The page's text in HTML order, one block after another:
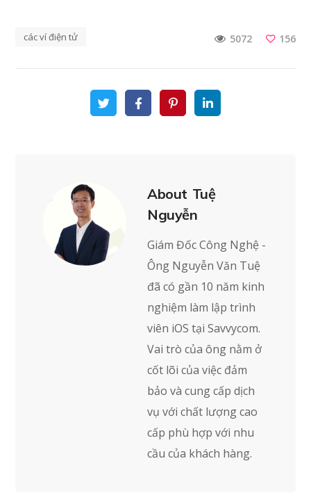
các ví điện tử 5072 156
About Tuệ
Nguyễn
Giám Đốc Công Nghệ -
Ông Nguyễn Văn Tuệ
đã có gần 10 năm kinh
nghiệm làm lập trình
viên iOS tại Savvycom.
Vai trò của ông nằm ở
cốt lõi của việc đảm
bảo và cung cấp dịch
vụ với chất lượng cao
cấp phù hợp với nhu
cầu của khách hàng.